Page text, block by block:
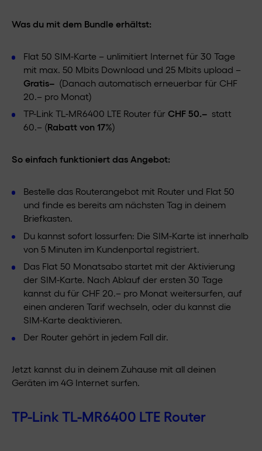
Was du mit dem Bundle erhältst:
Flat 50 SIM-Karte – unlimitiert Internet für 30 Tage
mit max. 50 Mbits Download und 25 Mbits upload –
Gratis– (Danach automatisch erneuerbar für CHF
20.– pro Monat)
TP-Link TL-MR6400 LTE Router für CHF 50.– statt
60.– (Rabatt von 17%)
So einfach funktioniert das Angebot:
Bestelle das Routerangebot mit Router und Flat 50
und finde es bereits am nächsten Tag in deinem
Briefkasten.
Du kannst sofort lossurfen: Die SIM-Karte ist innerhalb
von 5 Minuten im Kundenportal registriert.
Das Flat 50 Monatsabo startet mit der Aktivierung
der SIM-Karte. Nach Ablauf der ersten 30 Tage
kannst du für CHF 20.– pro Monat weitersurfen, auf
einen anderen Tarif wechseln, oder du kannst die
SIM-Karte deaktivieren.
Der Router gehört in jedem Fall dir.
Jetzt kannst du in deinem Zuhause mit all deinen
Geräten im 4G Internet surfen.
TP-Link TL-MR6400 LTE Router